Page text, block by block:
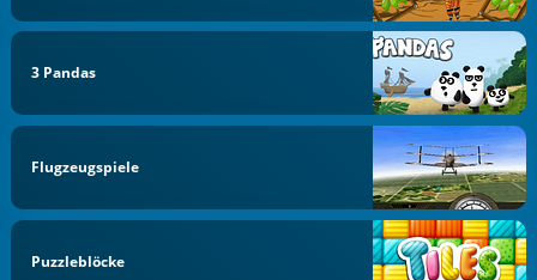
3 Pandas
Flugzeugspiele
Puzzleblöcke